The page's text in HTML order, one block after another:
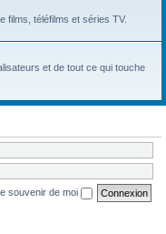
films, téléfilms et séries TV.
et de tout ce qui touche
souvenir de moi